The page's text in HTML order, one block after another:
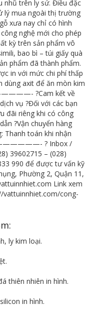
nhũ trên ly sứ. Điều đặc
lý mua ngoài thị trường
xưa nay chỉ có hình
nghệ mới cho phép
kỳ trên sản phẩm vô
bao bì – túi giấy quà
phẩm đã thành phẩm.
in với mức chi phí thấp
dùng axit để ăn mòn kim
?Cam kết về
vụ ?Đối với các bạn
đãi riêng khi có công
?Vận chuyển hàng
Thanh toán khi nhận
? Inbox /
39602715 – (028)
990 để được tư vấn kỹ
Phường 2, Quận 11,
Link xem
vattuinnhiet.com/cong-
ly kim loại.
thiên nhiên in hình.
in hình.